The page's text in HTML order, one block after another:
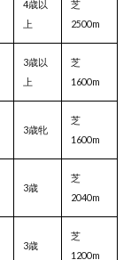
4歳以
上
芝
2500m
3歳以
上
芝
1600m
3歳牝
芝
1600m
3歳
芝
2040m
3歳
芝
1200m